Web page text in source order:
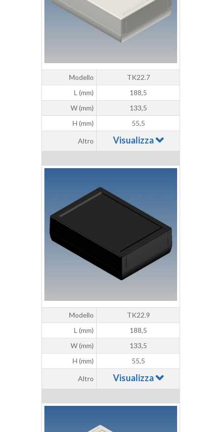
Modello
TK22.7
L (mm)
188,5
W (mm)
133,5
H (mm)
55,5
Altro Visualizza
Modello
TK22.9
L (mm)
188,5
W (mm)
133,5
H (mm)
55,5
Altro Visualizza